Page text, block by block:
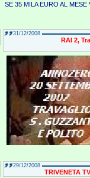
SE 35 MILA EURO AL
31/12/2008
RAI 2,
29/12/2008
TRIVENETA